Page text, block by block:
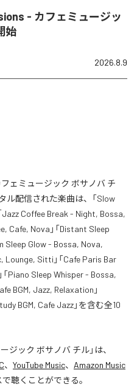
- カフェミュージッ
始
2026.8.9
ェミュージック ボサノバ チ
ル配信された楽曲は、「Slow
Jazz Coffee Break - Night, Bossa,
Cafe, Nova」「Distant Sleep
Sleep Glow - Bossa, Nova,
Lounge, Sitti」「Cafe Paris Bar
Piano Sleep Whisper - Bossa,
BGM, Jazz, Relaxation」
BGM, Cafe Jazz」を含む全10
ジック ボサノバ チル」は、
、 YouTube Music、 Amazon Music
聴くことができる。